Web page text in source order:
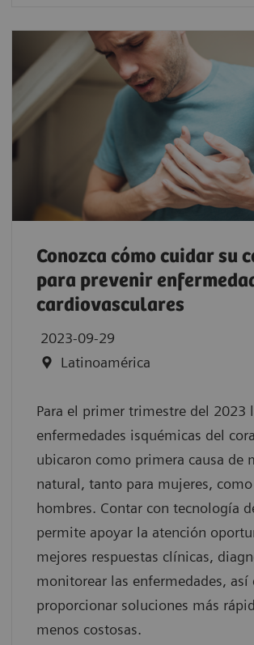
Conozca cómo cuidar su
para prevenir
cardiovasculares
2023-09-29
Latinoamérica
Para el primer trimestre del 2023
enfermedades isquémicas del
ubicaron como primera causa de
natural, tanto para mujeres, como
hombres. Contar con tecnología
permite apoyar la atención
mejores respuestas clínicas,
monitorear las enfermedades, así
proporcionar soluciones más
menos costosas.